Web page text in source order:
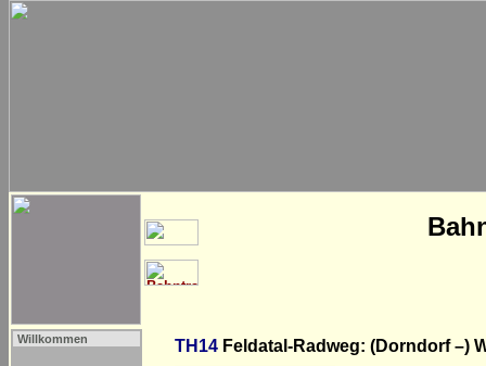
Willkommen TH14 Feldatal-Radweg: (Dorndorf –)